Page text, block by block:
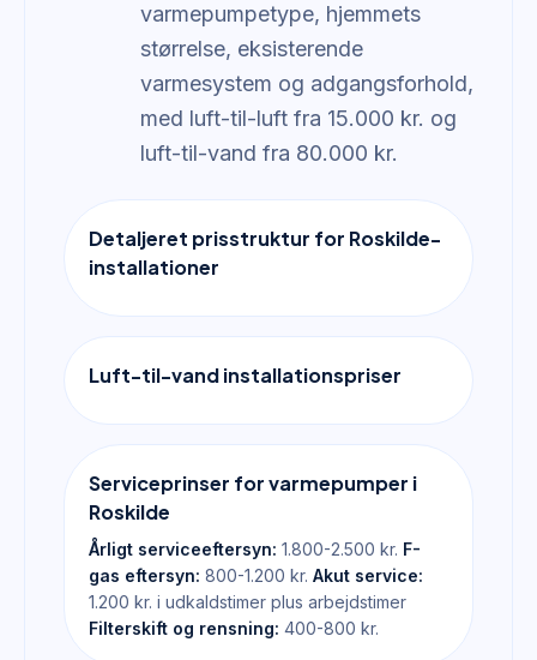
varmepumpetype, hjemmets
størrelse, eksisterende
varmesystem og adgangsforhold,
med luft-til-luft fra 15.000 kr. og
luft-til-vand fra 80.000 kr.
Detaljeret prisstruktur for Roskilde-
installationer
Luft-til-vand installationspriser
Serviceprinser for varmepumper i
Roskilde
Årligt serviceeftersyn: 1.800-2.500 kr. F-
gas eftersyn: 800-1.200 kr. Akut service:
1.200 kr. i udkaldstimer plus arbejdstimer
Filterskift og rensning: 400-800 kr.